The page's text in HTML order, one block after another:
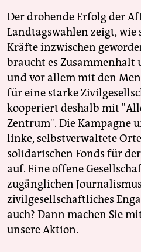
Der drohende Erfolg der
Landtagswahlen zeigt,
Kräfte inzwischen
braucht es Zusammenhalt
und vor allem mit den
für eine starke
kooperiert deshalb mit
Zentrum". Die Kampagne
linke, selbstverwaltete
solidarischen Fonds für
auf. Eine offene
zugänglichen
zivilgesellschaftliches
auch? Dann machen Sie
unsere Aktion.